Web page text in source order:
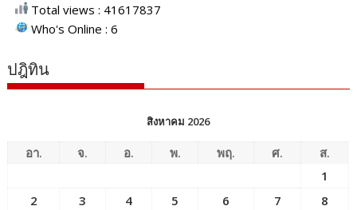
Total views : 41617837
Who's Online : 6
ปฎิทิน
สิงหาคม 2026
อา. จ. อ. พ. พฤ. ศ.
ส.
1
2
3 4 5 6 7
8